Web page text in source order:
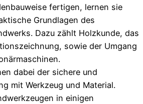
fertigen, lernen sie
Grundlagen des
Dazu zählt Holzkunde, das
sowie der Umgang
dabei der sichere und
mit Werkzeug und Material.
in einigen